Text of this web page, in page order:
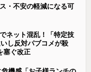
・不安の軽減になる可
ネット混乱！「特定技
し反対パブコメが殺
塞ぐ改正